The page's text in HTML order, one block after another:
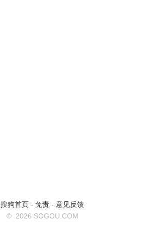
搜狗首页 - 免责 - 意见反馈
© 2026 SOGOU.COM